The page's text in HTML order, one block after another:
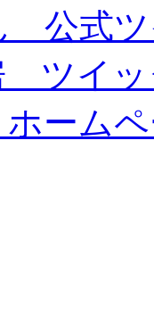
公式ツ
ツイッ
ーム